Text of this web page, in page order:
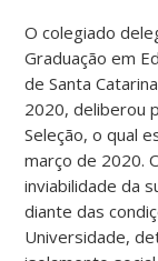
O colegiado
Graduação em
de Santa
2020, deliberou
Seleção, o qual
março de 2020.
inviabilidade da
diante das
Universidade,